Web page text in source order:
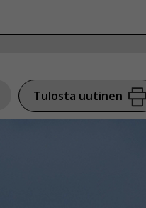
Tulosta uutinen